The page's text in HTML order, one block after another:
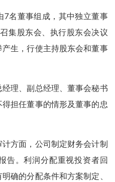
7名董事组成，其中独立董事
集股东会、执行股东会决议
生，行使主持股东会和董事
理、副总经理、董事会秘书
担任董事的情形及董事的忠
方面，公司制定财务会计制
告。利润分配重视投资者回
确的分配条件和方案制定、